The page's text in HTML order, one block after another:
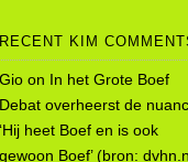
RECENT KIM
Gio on In het Grote Boef
Debat overheerst de
‘Hij heet Boef en is ook
gewoon Boef’ (bron: